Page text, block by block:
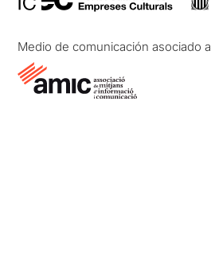
Medio de comunicación asociado a